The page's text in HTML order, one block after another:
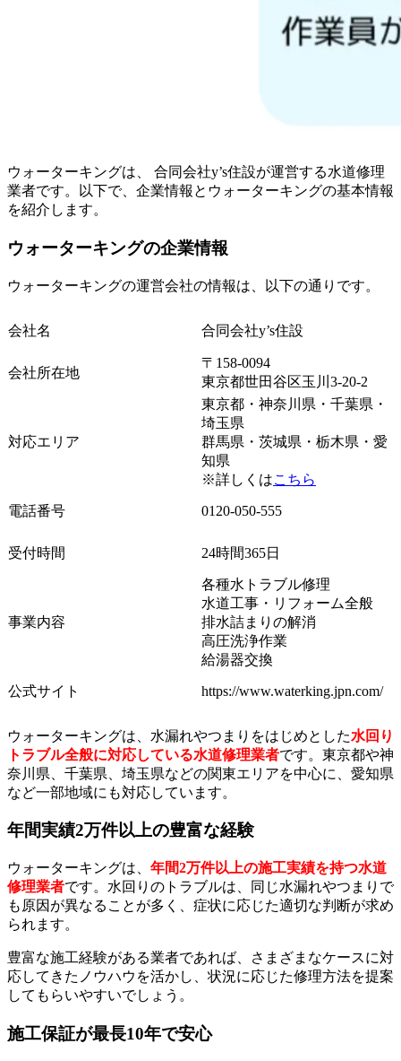
ウォーターキングは、 合同会社y’s住設が運営する水道修理
業者です。以下で、企業情報とウォーターキングの基本情報
を紹介します。
ウォーターキングの企業情報
ウォーターキングの運営会社の情報は、以下の通りです。
会社名 合同会社y’s住設
会社所在地
〒158-0094
東京都世田谷区玉川3‐20-2
対応エリア
東京都・神奈川県・千葉県・
埼玉県
群馬県・茨城県・栃木県・愛
知県
※詳しくはこちら
電話番号 0120-050-555
受付時間 24時間365日
事業内容
各種水トラブル修理
水道工事・リフォーム全般
排水詰まりの解消
高圧洗浄作業
給湯器交換
公式サイト https://www.waterking.jpn.com/
ウォーターキングは、水漏れやつまりをはじめとした水回り
トラブル全般に対応している水道修理業者です。東京都や神
奈川県、千葉県、埼玉県などの関東エリアを中心に、愛知県
など一部地域にも対応しています。
年間実績2万件以上の豊富な経験
ウォーターキングは、 年間2万件以上の施工実績を持つ水道
修理業者です。水回りのトラブルは、同じ水漏れやつまりで
も原因が異なることが多く、症状に応じた適切な判断が求め
られます。
豊富な施工経験がある業者であれば、さまざまなケースに対
応してきたノウハウを活かし、状況に応じた修理方法を提案
してもらいやすいでしょう。
施工保証が最長10年で安心